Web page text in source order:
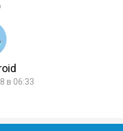
в 06:33